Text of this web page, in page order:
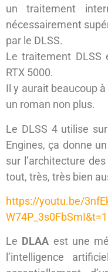
un traitement
nécessairement
par le DLSS.
Le traitement DLSS
RTX 5000.
Il y aurait beaucoup
un roman non plus.
Le DLSS 4 utilise
Engines, ça donne
sur l’architecture
tout, très, très bien
https://youtu.be/
Le DLAA est une
l’intelligence